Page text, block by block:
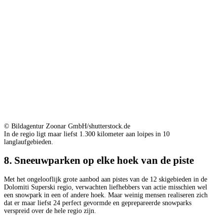
© Bildagentur Zoonar GmbH/shutterstock.de
In de regio ligt maar liefst 1.300 kilometer aan loipes in 10
langlaufgebieden.
8. Sneeuwparken op elke hoek van de piste
Met het ongelooflijk grote aanbod aan pistes van de 12 skigebieden in de
Dolomiti Superski regio, verwachten liefhebbers van actie misschien wel
een snowpark in een of andere hoek. Maar weinig mensen realiseren zich
dat er maar liefst 24 perfect gevormde en geprepareerde snowparks
verspreid over de hele regio zijn.